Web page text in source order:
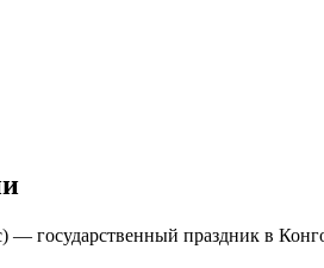
— государственный праздник в